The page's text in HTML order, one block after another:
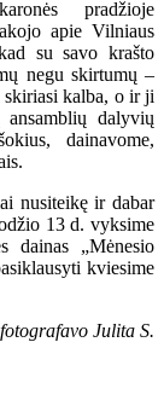
pradžioje
apie Vilniaus
su savo krašto
negu skirtumų –
skiriasi kalba, o ir ji
dalyvių
dainavome,
nusiteikę ir dabar
13 d. vyksime
dainas „Mėnesio
kviesime
Julita S.